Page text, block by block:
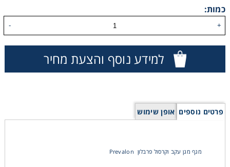
כמות:
+
-
למידע נוסף והצעת מחיר
פרטים נוספים אופן שימוש
מגף מגן עקב וקרסול פרבלון Prevalon
Reagents & Kits
Consumables
Safety
Chemicals